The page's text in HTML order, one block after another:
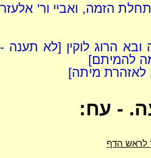
הזמה, ואביי ור' אלעזר
ובא הרוג לוקין [לא תענה -
להמיתם]
לאזהרת מיתה]
- עח:
לראש הדף